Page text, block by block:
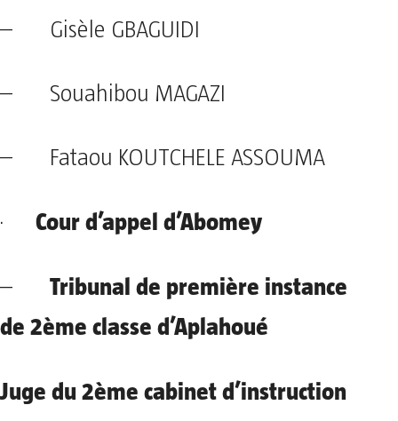
– Gisèle GBAGUIDI
– Souahibou MAGAZI
– Fataou KOUTCHELE ASSOUMA
· Cour d’appel d’Abomey
– Tribunal de première instance
de 2ème classe d’Aplahoué
Juge du 2ème cabinet d’instruction